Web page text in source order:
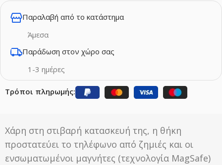
Παραλαβή από το κατάστημα
Άμεσα
Παράδωση στον χώρο σας
1-3 ημέρες
Τρόποι πληρωμής:
Χάρη στη στιβαρή κατασκευή της, η θήκη
προστατεύει το τηλέφωνο από ζημιές και οι
ενσωματωμένοι μαγνήτες (τεχνολογία MagSafe)